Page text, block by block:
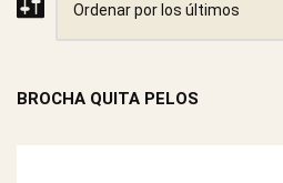
BROCHA QUITA PELOS